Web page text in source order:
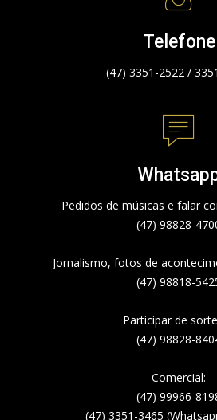
Telefone
(47) 3351-2522 /
Pedidos de músicas e falar
(47) 98828-
Jornalismo, fotos de
(47) 98818-
Participar de
(47) 98828-
Comercial:
(47) 99966-
(47) 3351-3465